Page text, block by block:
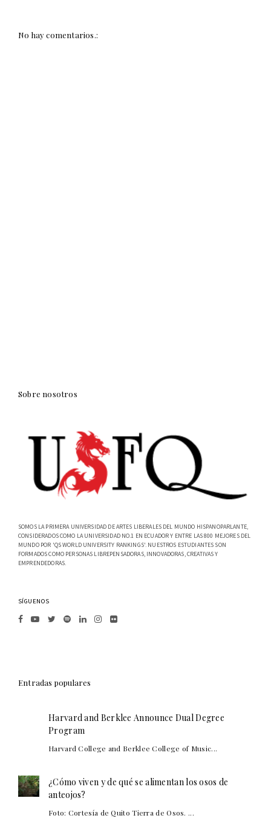
No hay comentarios.:
Sobre nosotros
SOMOS LA PRIMERA UNIVERSIDAD DE ARTES LIBERALES DEL MUNDO HISPANOPARLANTE,
CONSIDERADOS COMO LA UNIVERSIDAD NO.1 EN ECUADOR Y ENTRE LAS 800 MEJORES DEL
MUNDO POR 'QS WORLD UNIVERSITY RANKINGS'. NUESTROS ESTUDIANTES SON
FORMADOS COMO PERSONAS LIBREPENSADORAS, INNOVADORAS, CREATIVAS Y
EMPRENDEDORAS.
SÍGUENOS
Entradas populares
Harvard and Berklee Announce Dual Degree
Program
Harvard College and Berklee College of Music...
¿Cómo viven y de qué se alimentan los osos de
anteojos?
Foto: Cortesía de Quito Tierra de Osos. ...